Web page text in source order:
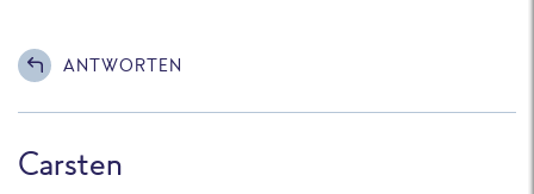
ANTWORTEN
Carsten